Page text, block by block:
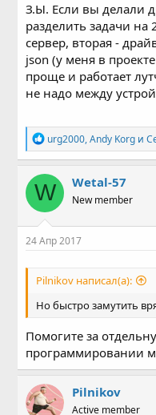
З.Ы. Если вы делали
разделить задачи на
сервер, вторая -
json (у меня в
проще и работает
не надо между
Р
е
а
к
ц
и
и
:
urg2000,Andy Korg и
W Wetal-57
New member
24 Апр 2017
Pilnikov написал(а):
Но быстро замутить
Помогите за
программировании
Pilnikov
Active member